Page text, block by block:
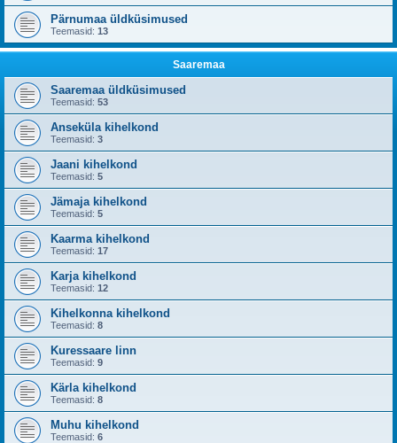
Pärnumaa üldküsimused
Teemasid: 13
Saaremaa
Saaremaa üldküsimused
Teemasid: 53
Anseküla kihelkond
Teemasid: 3
Jaani kihelkond
Teemasid: 5
Jämaja kihelkond
Teemasid: 5
Kaarma kihelkond
Teemasid: 17
Karja kihelkond
Teemasid: 12
Kihelkonna kihelkond
Teemasid: 8
Kuressaare linn
Teemasid: 9
Kärla kihelkond
Teemasid: 8
Muhu kihelkond
Teemasid: 6